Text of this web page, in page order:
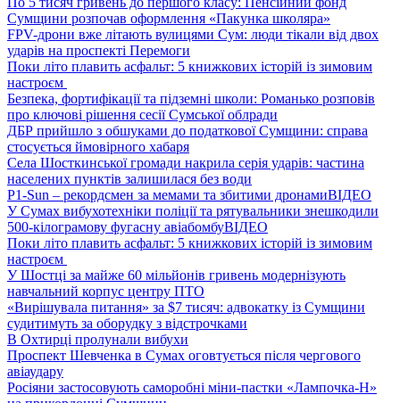
Сумщини розпочав оформлення «Пакунка школяра»
FPV-дрони вже літають вулицями Сум: люди тікали від двох
ударів на проспекті Перемоги
Поки літо плавить асфальт: 5 книжкових історій із зимовим
настроєм
Безпека, фортифікації та підземні школи: Романько розповів
про ключові рішення сесії Сумської облради
ДБР прийшло з обшуками до податкової Сумщини: справа
стосується ймовірного хабаря
Села Шосткинської громади накрила серія ударів: частина
населених пунктів залишилася без води
P1-Sun – рекордсмен за мемами та збитими дронамиВІДЕО
У Сумах вибухотехніки поліції та рятувальники знешкодили
500-кілограмову фугасну авіабомбуВІДЕО
Поки літо плавить асфальт: 5 книжкових історій із зимовим
настроєм
У Шостці за майже 60 мільйонів гривень модернізують
навчальний корпус центру ПТО
«Вирішувала питання» за $7 тисяч: адвокатку із Сумщини
судитимуть за оборудку з відстрочками
В Охтирці пролунали вибухи
Проспект Шевченка в Сумах оговтується після чергового
авіаудару
Росіяни застосовують саморобні міни-пастки «Лампочка-Н»